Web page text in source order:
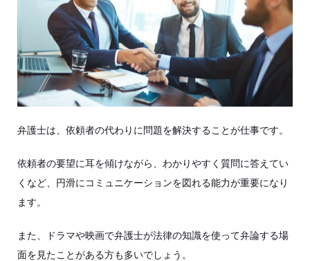
弁護士は、依頼者の代わりに問題を解決することが仕事です。
依頼者の要望に耳を傾けながら、わかりやすく質問に答えてい
くなど、円滑にコミュニケーションを図れる能力が重要になり
ます。
また、ドラマや映画で弁護士が法律の知識を使って弁論する場
面を見たことがある方も多いでしょう。